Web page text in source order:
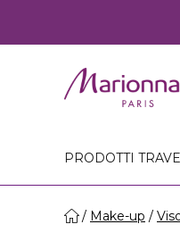
PRODOTTI
Make-up